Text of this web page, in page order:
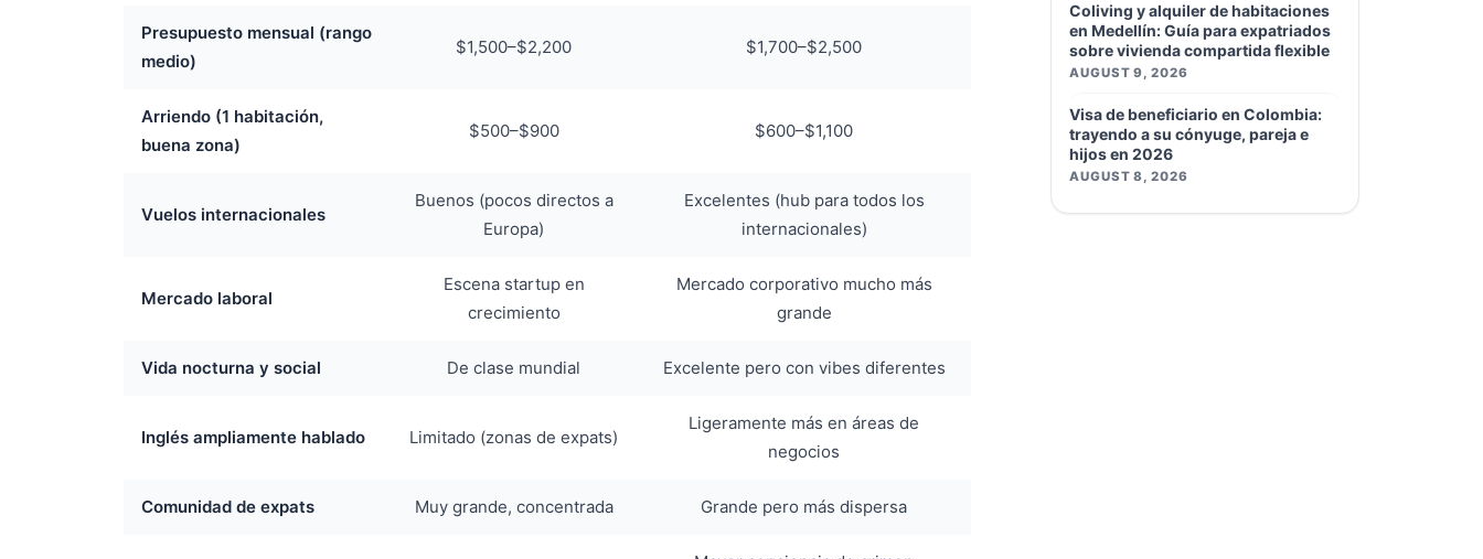
Presupuesto mensual (rango
medio)
$1,500–$2,200 $1,700–$2,500
Arriendo (1 habitación,
buena zona)
$500–$900 $600–$1,100
Vuelos internacionales
Buenos (pocos directos a
Europa)
Excelentes (hub para todos los
internacionales)
Mercado laboral
Escena startup en
crecimiento
Mercado corporativo mucho más
grande
Vida nocturna y social De clase mundial Excelente pero con vibes diferentes
Inglés ampliamente hablado Limitado (zonas de expats)
Ligeramente más en áreas de
negocios
Comunidad de expats Muy grande, concentrada Grande pero más dispersa
Coliving y alquiler de habitaciones
en Medellín: Guía para expatriados
sobre vivienda compartida flexible
AUGUST 9, 2026
Visa de beneficiario en Colombia:
trayendo a su cónyuge, pareja e
hijos en 2026
AUGUST 8, 2026